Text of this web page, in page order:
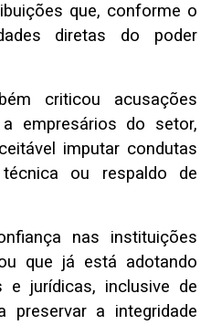
que, conforme o
diretas do poder
criticou acusações
empresários do setor,
imputar condutas
ou respaldo de
nas instituições
que já está adotando
e jurídicas, inclusive de
preservar a integridade